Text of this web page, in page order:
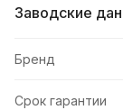
Заводские
Бренд
Срок гарантии